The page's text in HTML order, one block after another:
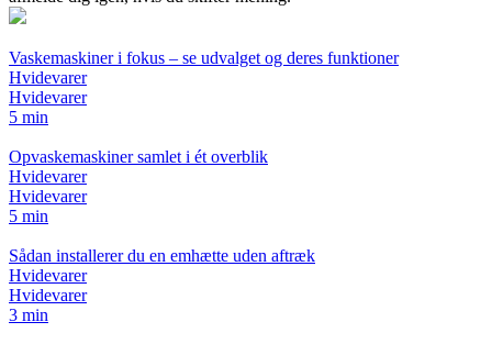
Vaskemaskiner i fokus – se udvalget og deres funktioner
Hvidevarer
Hvidevarer
5 min
Opvaskemaskiner samlet i ét overblik
Hvidevarer
Hvidevarer
5 min
Sådan installerer du en emhætte uden aftræk
Hvidevarer
Hvidevarer
3 min